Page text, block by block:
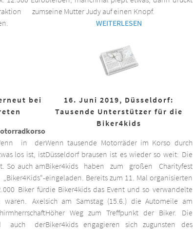
zumseine Mutter Judy auf einen Knopf.
WEITERLESEN
bei
in der
los ist, ist
So auch am
Biker für
Axel
auch der
16. Juni 2019, Düsseldorf:
Tausende Unterstützer für die
Biker4kids
Wenn tausende Motorräder im Korso durch
Düsseldorf brausen ist es wieder so weit: Die
Biker4kids haben zum großen Charityfest
eingeladen. Bereits zum 11. Mal organisierten
die Biker4kids das Event und so verwandelte
sich am Samstag (15.6.) die Automeile am
Höher Weg zum Treffpunkt der Biker. Die
Biker4kids engagieren sich zugunsten des